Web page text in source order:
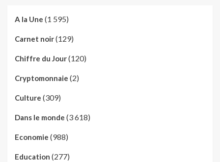
A la Une (1 595)
Carnet noir(129)
Chiffre du Jour(120)
Cryptomonnaie (2)
Culture (309)
Dans le monde (3 618)
Economie (988)
Education (277)